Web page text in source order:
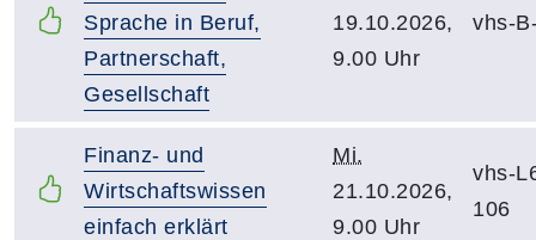
Sprache in Beruf,
Partnerschaft,
Gesellschaft
19.10.2026,
9.00 Uhr
vhs-
Finanz- und
Wirtschaftswissen
einfach erklärt
Mi.
21.10.2026,
9.00 Uhr
vhs-
106